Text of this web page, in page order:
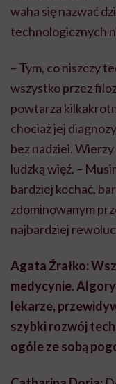
waha się nazwać
technologicznych
– Tym, co niszczy
wszystko przez
powtarza
chociaż jej
bez nadziei.
ludzką więź. –
bardziej kochać,
zdominowanym
najbardziej
Agata Źrałko:
medycynie.
lekarze,
szybki rozwój
ogóle ze sobą